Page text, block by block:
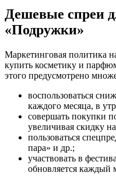
Дешевые спреи
«Подружки»
Маркетинговая политика
купить косметику и
этого предусмотрено
воспользоваться
каждого месяца, в
совершать покупки
увеличивая скидку
пользоваться
пара» и др.;
участвовать в
обновляется каждый